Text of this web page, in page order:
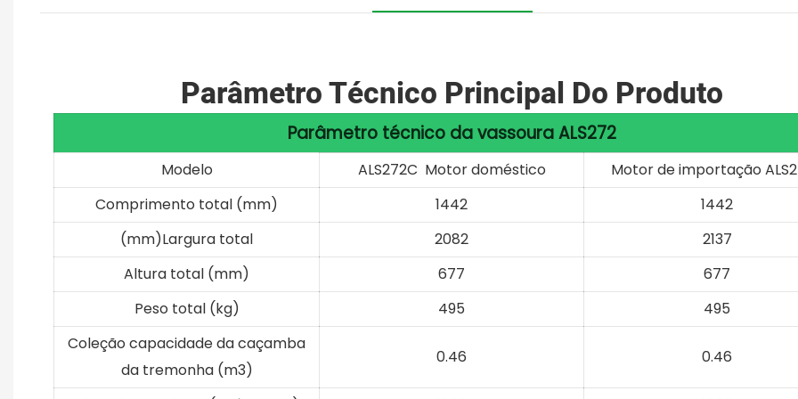
Parâmetro Técnico Principal Do Produto
Parâmetro técnico da vassoura ALS272
Modelo ALS272C Motor doméstico
Motor de importação
Comprimento total (mm)
1442
1442
(mm)Largura total
2082
2137
Altura total (mm)
677
677
Peso total (kg)
495
495
Coleção capacidade da caçamba
da tremonha (m3)
0.46 0.46